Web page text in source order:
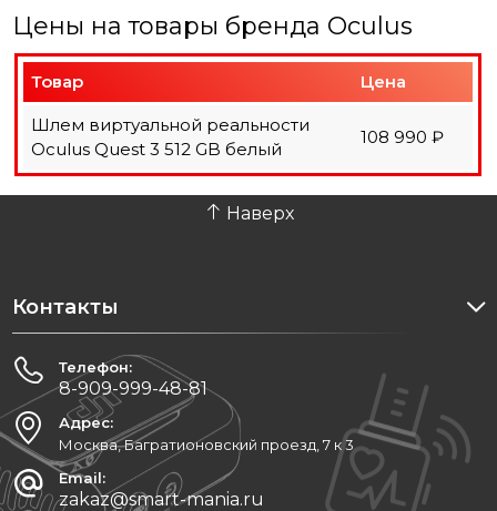
Цены на товары бренда Oculus
Товар Цена
Шлем виртуальной реальности
Oculus Quest 3 512 GB белый
108 990 ₽
Наверх
Контакты
Телефон:
8-909-999-48-81
Адрес:
Москва, Багратионовский проезд, 7 к 3
Email:
zakaz@smart-mania.ru